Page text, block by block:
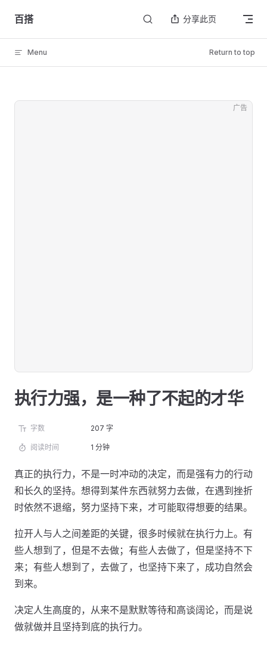
Skip to content
百搭 分享此页
Menu Return to top
广告
执行力强，是一种了不起的才华
字数 207 字
阅读时间 1 分钟
真正的执行力，不是一时冲动的决定，而是强有力的行动
和长久的坚持。想得到某件东西就努力去做，在遇到挫折
时依然不退缩，努力坚持下来，才可能取得想要的结果。
拉开人与人之间差距的关键，很多时候就在执行力上。有
些人想到了，但是不去做；有些人去做了，但是坚持不下
来；有些人想到了，去做了，也坚持下来了，成功自然会
到来。
决定人生高度的，从来不是默默等待和高谈阔论，而是说
做就做并且坚持到底的执行力。